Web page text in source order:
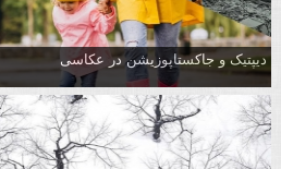
دیپتیک و جاکستا‌پوزیشن در عکاسی